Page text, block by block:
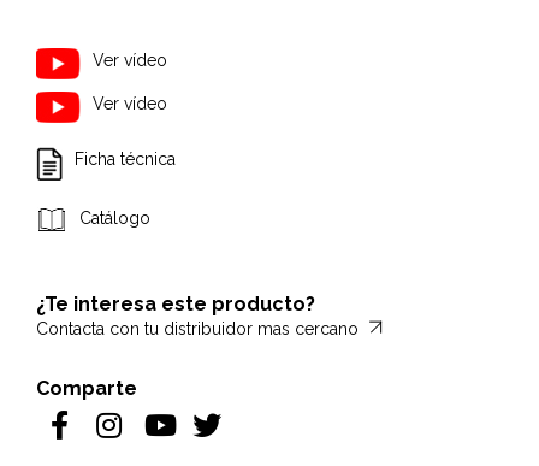
Ver vídeo
Ver vídeo
Ficha técnica
Catálogo
¿Te interesa este producto?
Contacta con tu distribuidor mas cercano
Comparte